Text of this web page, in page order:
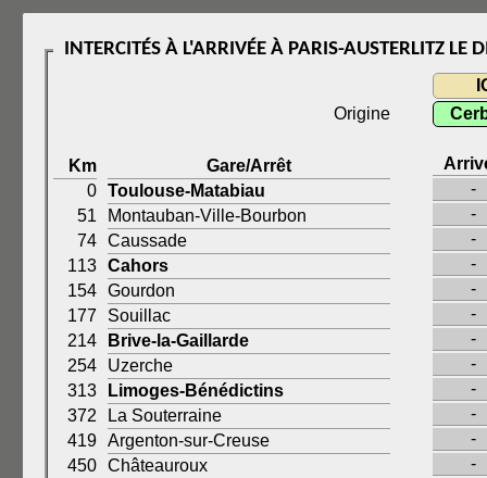
INTERCITÉS À L'ARRIVÉE À PARIS-AUSTERLITZ
Origine
Km Gare/Arrêt
0 Toulouse-Matabiau
-
51
Montauban-Ville-Bourbon
-
74 Caussade
-
113 Cahors
-
154 Gourdon
-
177
Souillac
-
214
Brive-la-Gaillarde
-
254
Uzerche
-
313
Limoges-Bénédictins
-
372
La Souterraine
-
419 Argenton-sur-Creuse
-
450 Châteauroux
-